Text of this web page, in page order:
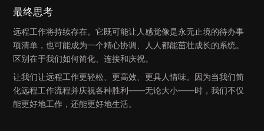
最终思考
远程工作将持续存在。它既可能让人感觉像是永无止境的待办事
项清单，也可能成为一个精心协调、人人都能茁壮成长的系统。
区别在于我们如何简化、连接和庆祝。
让我们让远程工作更轻松、更高效、更具人情味。因为当我们简
化远程工作流程并庆祝各种胜利——无论大小——时，我们不仅
能更好地工作，还能更好地生活。